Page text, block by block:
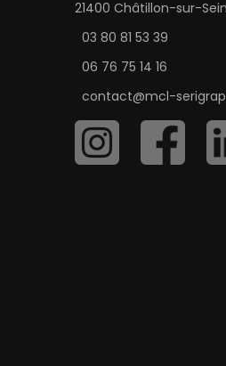
21400 Châtillon-sur-
03 80 81 53 39
06 76 75 14 16
contact@mcl-